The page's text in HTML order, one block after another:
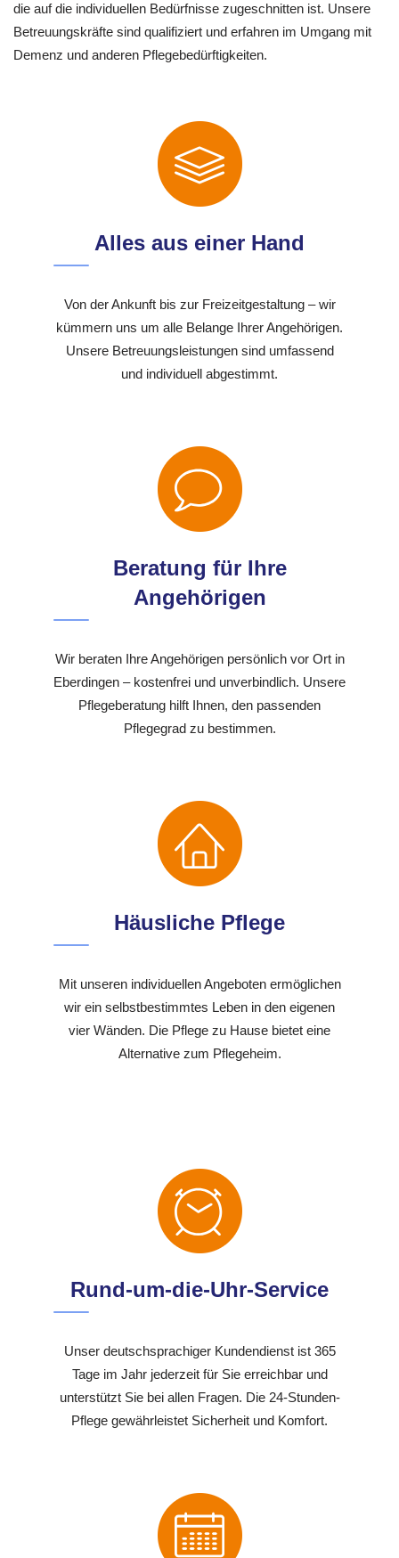
die auf die individuellen Bedürfnisse zugeschnitten ist. Unsere
Betreuungskräfte sind qualifiziert und erfahren im Umgang mit
Demenz und anderen Pflegebedürftigkeiten.
Alles aus einer Hand
Von der Ankunft bis zur Freizeitgestaltung – wir
kümmern uns um alle Belange Ihrer Angehörigen.
Unsere Betreuungsleistungen sind umfassend
und individuell abgestimmt.
Beratung für Ihre
Angehörigen
Wir beraten Ihre Angehörigen persönlich vor Ort in
Eberdingen – kostenfrei und unverbindlich. Unsere
Pflegeberatung hilft Ihnen, den passenden
Pflegegrad zu bestimmen.
Häusliche Pflege
Mit unseren individuellen Angeboten ermöglichen
wir ein selbstbestimmtes Leben in den eigenen
vier Wänden. Die Pflege zu Hause bietet eine
Alternative zum Pflegeheim.
Rund-um-die-Uhr-Service
Unser deutschsprachiger Kundendienst ist 365
Tage im Jahr jederzeit für Sie erreichbar und
unterstützt Sie bei allen Fragen. Die 24-Stunden-
Pflege gewährleistet Sicherheit und Komfort.